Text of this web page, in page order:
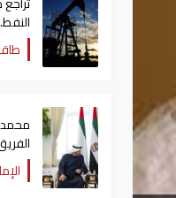
80.66 دولاراً للبرميل
محمد